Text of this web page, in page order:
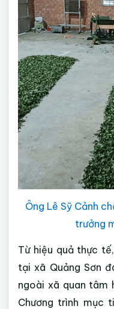
Ông Lê Sỹ Cảnh
trưởng
Từ hiệu quả thực
tại xã Quảng Sơn
ngoài xã quan tâm
Chương trình mục